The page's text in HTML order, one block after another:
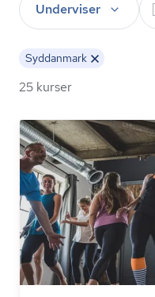
Underviser
Syddanmark
25 kurser